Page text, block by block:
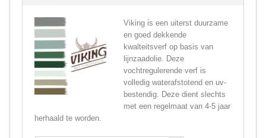
Viking is een uiterst duurzame
en goed dekkende
kwalteitsverf op basis van
lijnzaadolie. Deze
vochtregulerende verf is
volledig waterafstotend en uv-
bestendig. Deze dient slechts
met een regelmaat van 4-5 jaar
herhaald te worden.